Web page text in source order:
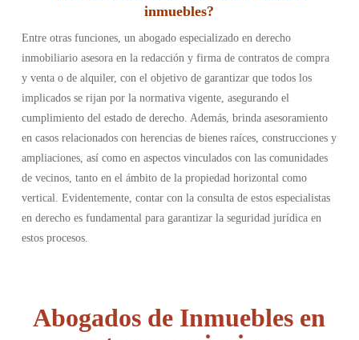
inmuebles?
Entre otras funciones, un abogado especializado en derecho
inmobiliario asesora en la redacción y firma de contratos de compra
y venta o de alquiler, con el objetivo de garantizar que todos los
implicados se rijan por la normativa vigente, asegurando el
cumplimiento del estado de derecho. Además, brinda asesoramiento
en casos relacionados con herencias de bienes raíces, construcciones y
ampliaciones, así como en aspectos vinculados con las comunidades
de vecinos, tanto en el ámbito de la propiedad horizontal como
vertical. Evidentemente, contar con la consulta de estos especialistas
en derecho es fundamental para garantizar la seguridad jurídica en
estos procesos.
Abogados de Inmuebles en